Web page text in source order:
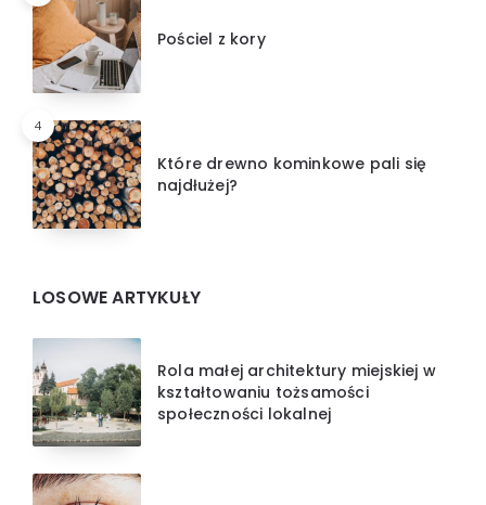
Pościel z kory
4
Które drewno kominkowe pali się
najdłużej?
LOSOWE ARTYKUŁY
Rola małej architektury miejskiej w
kształtowaniu tożsamości
społeczności lokalnej